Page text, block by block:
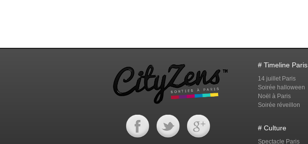
# Timeline Paris
14 juillet Paris
Soirée halloween
Noël à Paris
Soirée réveillon
# Culture
Spectacle Paris